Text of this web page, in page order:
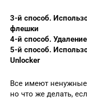
3-й способ.
флешки
4-й способ.
5-й способ.
Unlocker
Все имеют
но что же делать,